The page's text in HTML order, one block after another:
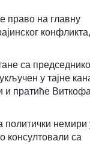
право на главну
конфликта,
са
у тајне
и пратиће
политички немири
консултовали са